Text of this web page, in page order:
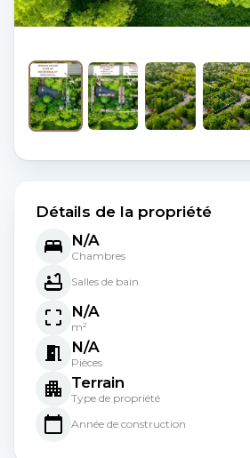
Détails de la propriété
N/A
Chambres
Salles de bain
N/A
m²
N/A
Pièces
Terrain
Type de propriété
Année de construction